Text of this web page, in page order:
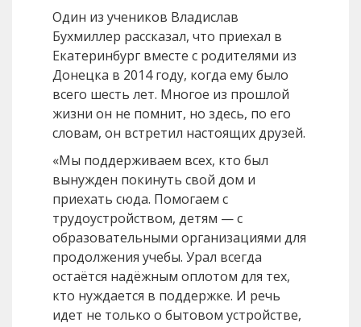
Один из учеников Владислав
Бухмиллер рассказал, что приехал в
Екатеринбург вместе с родителями из
Донецка в 2014 году, когда ему было
всего шесть лет. Многое из прошлой
жизни он не помнит, но здесь, по его
словам, он встретил настоящих друзей.
«Мы поддерживаем всех, кто был
вынужден покинуть свой дом и
приехать сюда. Помогаем с
трудоустройством, детям — с
образовательными организациями для
продолжения учебы. Урал всегда
остаётся надёжным оплотом для тех,
кто нуждается в поддержке. И речь
идет не только о бытовом устройстве,